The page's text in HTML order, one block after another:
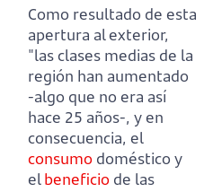
Como resultado de esta
apertura al exterior,
"las clases medias de la
región han aumentado
-algo que no era así
hace 25 años-, y en
consecuencia, el
consumo doméstico y
elbeneficio de las